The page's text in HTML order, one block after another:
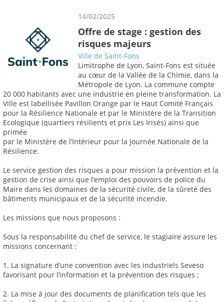
14/02/2025
Offre de stage : gestion des
risques majeurs
Ville de Saint-Fons
Limitrophe de Lyon, Saint-Fons est située
au cœur de la Vallée de la Chimie, dans la
Métropole de Lyon. La commune compte
20 000 habitants avec une industrie en pleine transformation. La
Ville est labellisée Pavillon Orange par le Haut Comité Français
pour la Résilience Nationale et par le Ministère de la Transition
Ecologique (quartiers résilients et prix Les Irisés) ainsi que
primée
par le Ministère de l’Intérieur pour la Journée Nationale de la
Résilience.
Le service gestion des risques a pour mission la prévention et la
gestion de crise ainsi que l’emploi des pouvoirs de police du
Maire dans les domaines de la sécurité civile, de la sûreté des
bâtiments municipaux et de la sécurité incendie.
Les missions que nous proposons :
Sous la responsabilité du chef de service, le stagiaire assure les
missions concernant :
1. La signature d’une convention avec les industriels Seveso
favorisant pour l’information et la prévention des risques ;
2. La mise à jour des documents de planification tels que les